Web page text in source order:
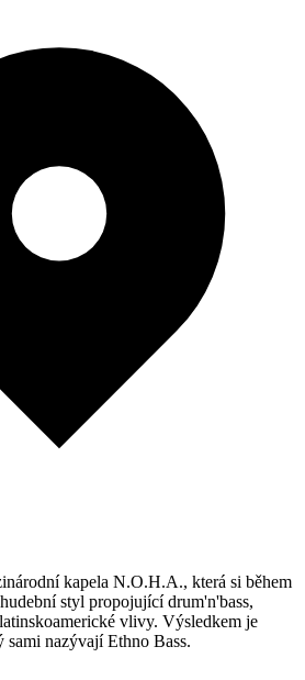
kapela N.O.H.A., která si během
styl propojující drum'n'bass,
vlivy. Výsledkem je
nazývají Ethno Bass.